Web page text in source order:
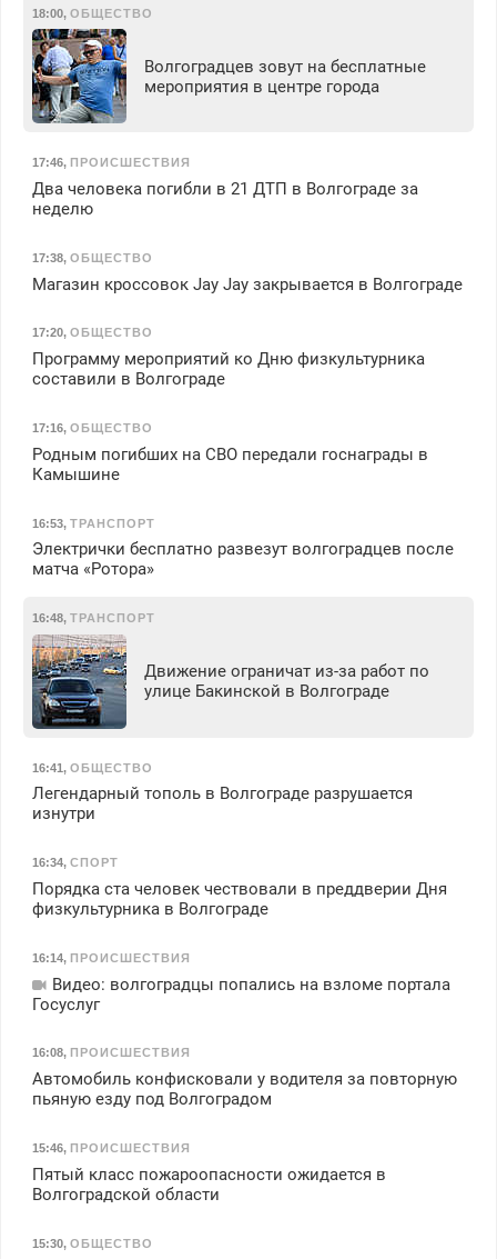
18:00, ОБЩЕСТВО
Волгоградцев зовут на бесплатные
мероприятия в центре города
17:46, ПРОИСШЕСТВИЯ
Два человека погибли в 21 ДТП в Волгограде за
неделю
17:38, ОБЩЕСТВО
Магазин кроссовок Jay Jay закрывается в Волгограде
17:20, ОБЩЕСТВО
Программу мероприятий ко Дню физкультурника
составили в Волгограде
17:16, ОБЩЕСТВО
Родным погибших на СВО передали госнаграды в
Камышине
16:53, ТРАНСПОРТ
Электрички бесплатно развезут волгоградцев после
матча «Ротора»
16:48, ТРАНСПОРТ
Движение ограничат из-за работ по
улице Бакинской в Волгограде
16:41, ОБЩЕСТВО
Легендарный тополь в Волгограде разрушается
изнутри
16:34, СПОРТ
Порядка ста человек чествовали в преддверии Дня
физкультурника в Волгограде
16:14, ПРОИСШЕСТВИЯ
Видео: волгоградцы попались на взломе портала
Госуслуг
16:08, ПРОИСШЕСТВИЯ
Автомобиль конфисковали у водителя за повторную
пьяную езду под Волгоградом
15:46, ПРОИСШЕСТВИЯ
Пятый класс пожароопасности ожидается в
Волгоградской области
15:30, ОБЩЕСТВО